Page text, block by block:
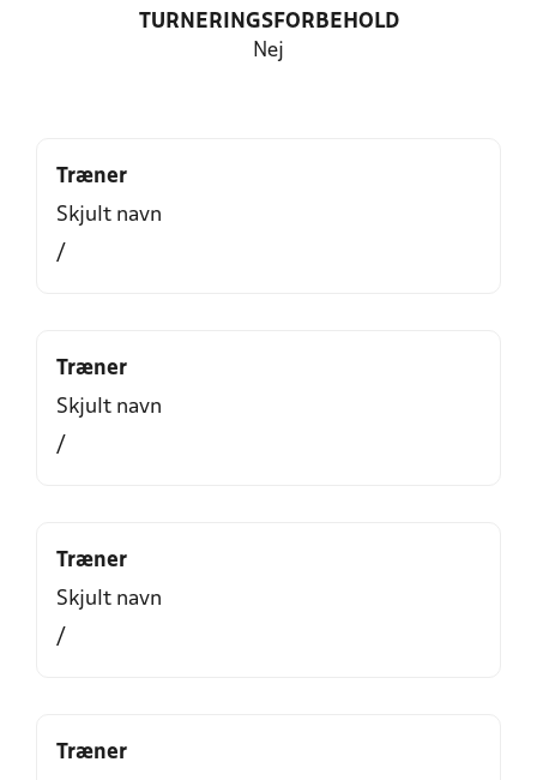
TURNERINGSFORBEHOLD
Nej
Træner
Skjult navn
/
Træner
Skjult navn
/
Træner
Skjult navn
/
Træner